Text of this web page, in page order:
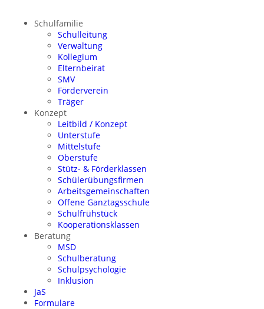
Schulfamilie
Schulleitung
Verwaltung
Kollegium
Elternbeirat
SMV
Förderverein
Träger
Konzept
Leitbild / Konzept
Unterstufe
Mittelstufe
Oberstufe
Stütz- & Förderklassen
Schülerübungsfirmen
Arbeitsgemeinschaften
Offene Ganztagsschule
Schulfrühstück
Kooperationsklassen
Beratung
MSD
Schulberatung
Schulpsychologie
Inklusion
JaS
Formulare